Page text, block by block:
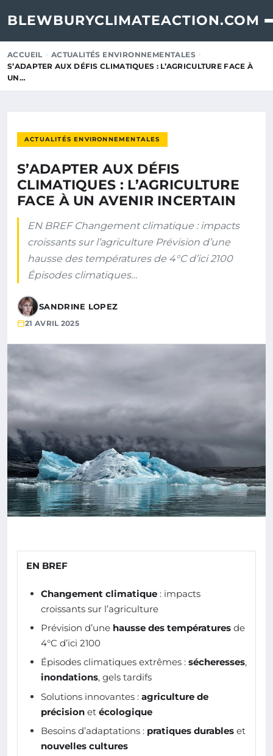
BLEWBURYCLIMATEACTION.COM
ACCUEIL
ACTUALITÉS ENVIRONNEMENTALES
S’ADAPTER AUX DÉFIS CLIMATIQUES : L’AGRICULTURE FACE À
UN…
ACTUALITÉS ENVIRONNEMENTALES
S’ADAPTER AUX DÉFIS
CLIMATIQUES : L’AGRICULTURE
FACE À UN AVENIR INCERTAIN
EN BREF Changement climatique : impacts
croissants sur l’agriculture Prévision d’une
hausse des températures de 4°C d’ici 2100
Épisodes climatiques…
SANDRINE LOPEZ
21 AVRIL 2025
EN BREF
Changement climatique : impacts
croissants sur l’agriculture
Prévision d’une hausse des températures de
4°C d’ici 2100
Épisodes climatiques extrêmes : sécheresses,
inondations, gels tardifs
Solutions innovantes : agriculture de
précision et écologique
Besoins d’adaptations : pratiques durables et
nouvelles cultures